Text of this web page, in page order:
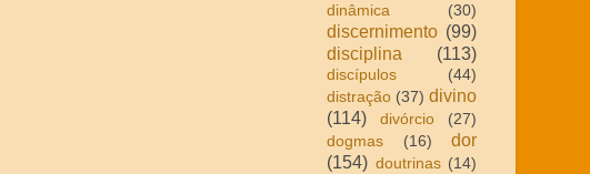
dinâmica
(30)
discernimento (99)
disciplina
(113)
discípulos
(44)
distração (37) divino
(114)
divórcio
(27)
dogmas
(16)
dor
(154) doutrinas (14)